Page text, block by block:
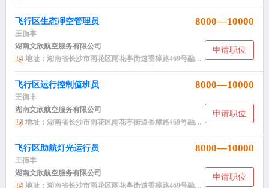
飞行区生态凈空管理员 8000—10000
王衡丰
申请职位
湖南文欣航空服务有限公司
地址：湖南省长沙市雨花区雨花亭街道香樟路469号融科东南海小区NH2栋2406
飞行区运行控制值班员 8000—10000
王衡丰
申请职位
湖南文欣航空服务有限公司
地址：湖南省长沙市雨花区雨花亭街道香樟路469号融科东南海小区NH2栋2406
飞行区助航灯光运行员 8000—10000
王衡丰
申请职位
湖南文欣航空服务有限公司
地址：湖南省长沙市雨花区雨花亭街道香樟路469号融科东南海小区NH2栋2406